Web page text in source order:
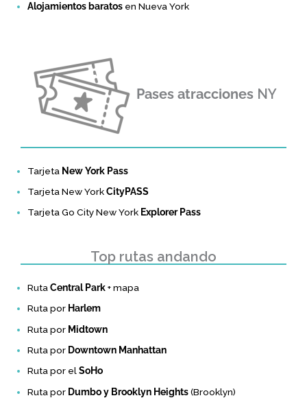
Alojamientos baratos en Nueva York
Pases atracciones NY
Tarjeta New York Pass
Tarjeta New YorkCityPASS
Tarjeta Go City New York Explorer Pass
Top rutas andando
Ruta Central Park+ mapa
Ruta por Harlem
Ruta por Midtown
Ruta por Downtown Manhattan
Ruta por elSoHo
Ruta por Dumbo y Brooklyn Heights(Brooklyn)